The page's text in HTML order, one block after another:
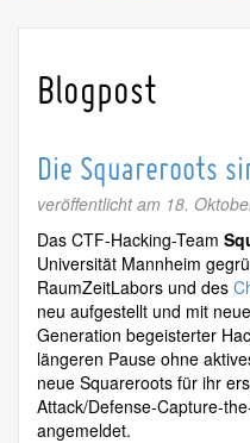
Blogpost
Die Squareroots
veröffentlicht am 18.
Das CTF-Hacking-Team
Universität Mannheim
RaumZeitLabors und des
neu aufgestellt und mit
Generation begeisterter
längeren Pause ohne
neue Squareroots für ihr
Attack/Defense-Capture-
angemeldet.